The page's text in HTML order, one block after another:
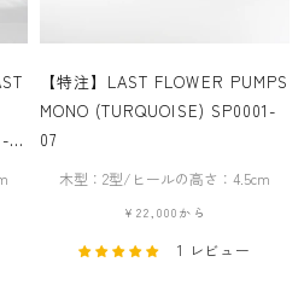
【特注】LAST FLOWER PUMPS
MONO (TURQUOISE) SP0001-
07
木型：2型/ヒールの高さ：4.5cm
¥22,000から
1 レビュー